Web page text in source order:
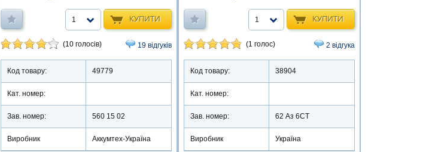
КУПИТИ
1
(10 голосів) 19 відгуків
Код товару: 49779
Кат. номер:
Зав. номер: 560 15 02
Виробник Аккумтех-Україна
КУПИТИ
1
(1 голос) 2 відгука
Код товару: 38904
Кат. номер:
Зав. номер: 62 Аз 6СТ
Виробник Україна